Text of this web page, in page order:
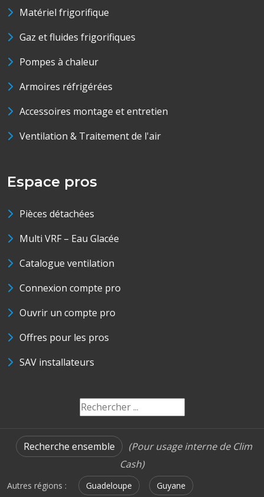
Matériel frigorifique
Gaz et fluides frigorifiques
Pompes à chaleur
Armoires réfrigérées
Accessoires montage et entretien
Ventilation & Traitement de l'air
Espace pros
Pièces détachées
Multi VRF – Eau Glacée
Catalogue ventilation
Connexion compte pro
Ouvrir un compte pro
Offres pour les pros
SAV installateurs
Recherche ensemble
(Pour usage interne de Clim
Cash)
Autres régions : Guadeloupe Guyane